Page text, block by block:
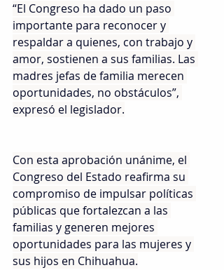
“El Congreso ha dado un paso
importante para reconocer y
respaldar a quienes, con trabajo y
amor, sostienen a sus familias. Las
madres jefas de familia merecen
oportunidades, no obstáculos”,
expresó el legislador.
Con esta aprobación unánime, el
Congreso del Estado reafirma su
compromiso de impulsar políticas
públicas que fortalezcan a las
familias y generen mejores
oportunidades para las mujeres y
sus hijos en Chihuahua.